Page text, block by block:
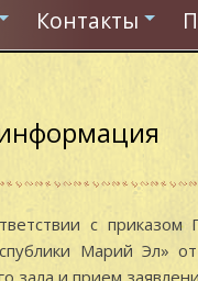
+ +
Контакты
с приказом
Марий Эл»
зала и прием